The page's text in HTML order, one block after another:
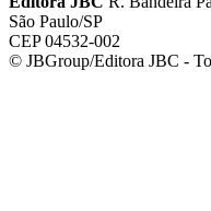
São Paulo/SP
CEP 04532-002
© JBGroup/Editora JBC -